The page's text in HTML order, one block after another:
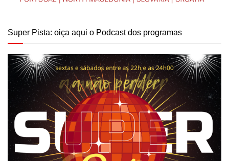
Super Pista: oiça aqui o Podcast dos programas